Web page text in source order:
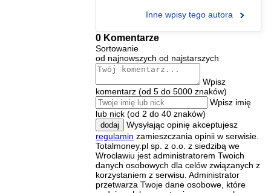
Inne wpisy tego autora
0 Komentarze
Sortowanie
od najnowszych od najstarszych
Wpisz
komentarz (od 5 do 5000 znaków)
Wpisz imię
lub nick (od 2 do 40 znaków)
dodaj
Wysyłając opinię akceptujesz
regulamin zamieszczania opinii w serwisie.
Totalmoney.pl sp. z o.o. z siedzibą we
Wrocławiu jest administratorem Twoich
danych osobowych dla celów związanych z
korzystaniem z serwisu. Administrator
przetwarza Twoje dane osobowe, które